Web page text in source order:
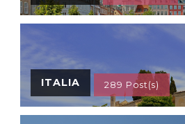
ITALIA 289 Post(s)